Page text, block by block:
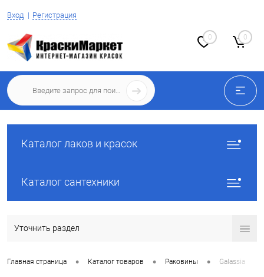
Вход Регистрация
0 0
Каталог лаков и красок
Каталог сантехники
Уточнить раздел
Главная страница • Каталог товаров • Раковины • Galassia